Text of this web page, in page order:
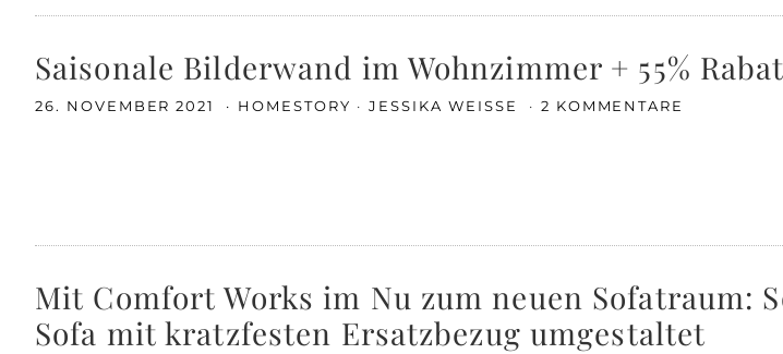
Saisonale Bilderwand im Wohnzimmer + 55%
26. NOVEMBER 2021 HOMESTORY JESSIKA WEISSE 2 KOMMENTARE
Mit Comfort Works im Nu zum neuen Sofatraum:
Sofa mit kratzfesten Ersatzbezug umgestaltet